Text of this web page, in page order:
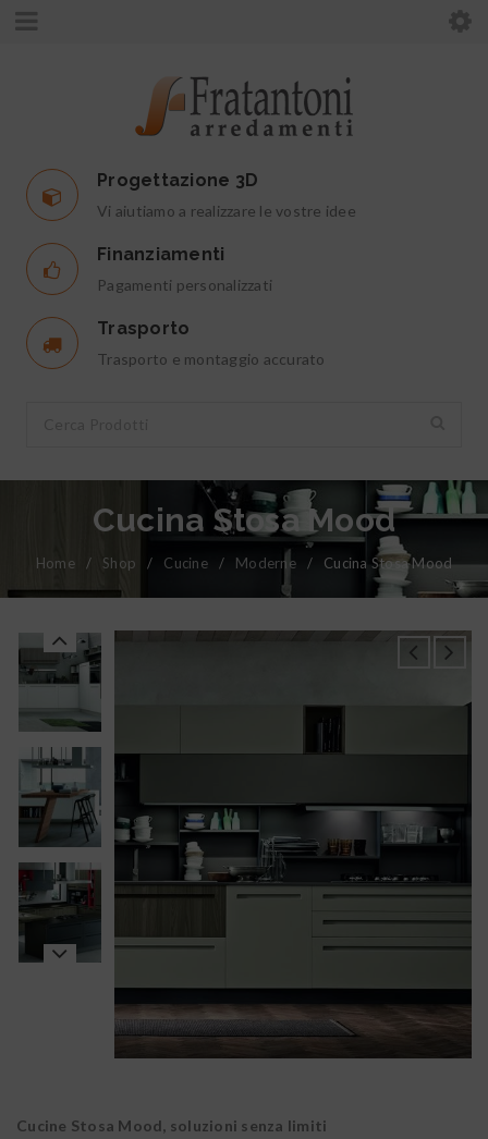
Progettazione 3D
Vi aiutiamo a realizzare le vostre idee
Finanziamenti
Pagamenti personalizzati
Trasporto
Trasporto e montaggio accurato
Cucina Stosa Mood
Home / Shop / Cucine / Moderne / Cucina Stosa Mood
Cucine Stosa Mood, soluzioni senza limiti